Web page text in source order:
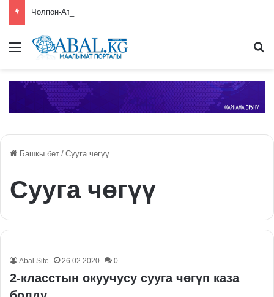
Меню
Башкы бет / Сууга чөгүү
Сууга чөгүү
Abal Site 26.02.2020 0
2-класстын окуучусу сууга чөгүп каза